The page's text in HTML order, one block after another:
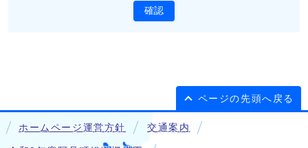
確認
ページの先頭へ戻る
ホームページ運営方針 交通案内